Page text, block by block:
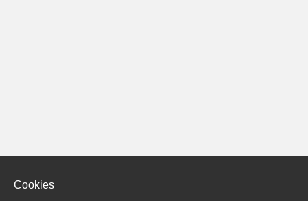
Cookies